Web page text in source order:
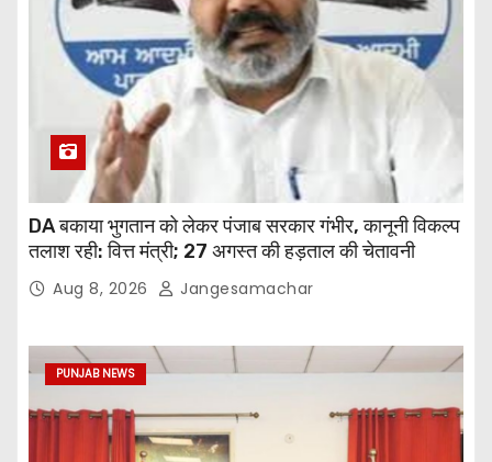
DA बकाया भुगतान को लेकर पंजाब सरकार गंभीर, कानूनी विकल्प
तलाश रही: वित्त मंत्री; 27 अगस्त की हड़ताल की चेतावनी
Aug 8, 2026 Jangesamachar
PUNJAB NEWS